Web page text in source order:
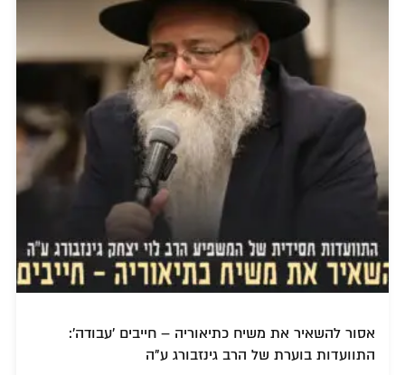
אסור להשאיר את משיח כתיאוריה – חייבים 'עבודה':
התוועדות בוערת של הרב גינזבורג ע"ה